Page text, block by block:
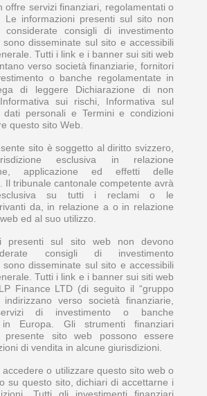
offre servizi finanziari, regolamentati o
Le informazioni presenti sul sito non
considerate consigli di investimento
sono disseminate sul sito e accessibili
Tutti i link e i banner sui siti web
verso società finanziarie, fornitori
o banche regolamentate in
di leggere Dichiarazione di non
sui rischi, Informativa sul
dati personali e Termini e condizioni
questo sito Web.
sito è soggetto al diritto svizzero,
esclusiva in relazione
applicazione ed effetti delle
Il tribunale cantonale competente avrà
esclusiva su tutti i reclami o le
da, in relazione a o in relazione
ed al suo utilizzo.
presenti sul sito web non devono
consigli di investimento
sono disseminate sul sito e accessibili
Tutti i link e i banner sui siti web
Finance LTD (di seguito il “gruppo
indirizzano verso società finanziarie,
di investimento o banche
in Europa. Gli strumenti finanziari
presente sito web possono essere
di vendita in alcune giurisdizioni.
o utilizzare questo sito web o
su questo sito, dichiari di accettarne i